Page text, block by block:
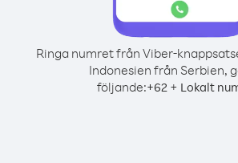
Ringa numret från Viber-
Indonesien från Serbien,
följande:+62+ Lokalt